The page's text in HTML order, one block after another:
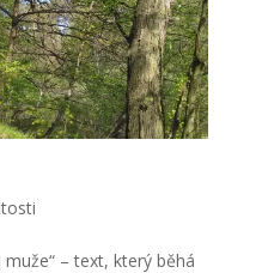
– text, který běhá